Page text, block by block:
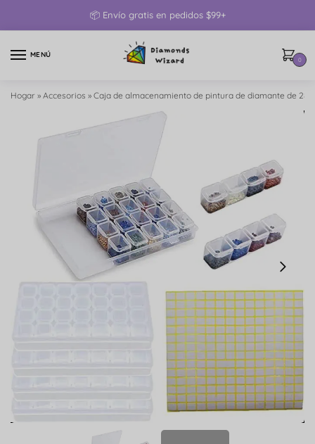
📦 Envío gratis en pedidos $99+
MENÚ
0
Hogar » Accesorios » Caja de almacenamiento de pintura de diamante de 28